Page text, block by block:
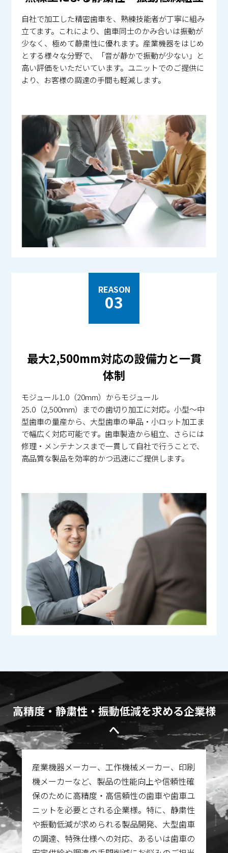
自社で加工した精密歯車を、熟練技能者が丁寧に組み
立てます。これにより、歯車同士のかみ合いは振動が
少なく、極めて静粛性に優れます。産業機器をはじめ
とする様々な分野で、「音が静かで振動が少ない」と
高い評価をいただいています。ユニットでのご提供に
より、お客様の調達の手間も軽減します。
REASON
03
最大2,500mm対応の設備力と一貫
体制
モジュール1.0（20mm）からモジュール
25.0（2,500mm）までの歯切り加工に対応。小型～中
型歯車の量産から、大型歯車の単品・小ロット加工ま
で幅広く対応可能です。歯車製造から組立、さらには
修理・メンテナンスまで一貫して自社で行うことで、
高品質な製品を効率的かつ迅速にご提供します。
高精度・静粛性・振動低減を求める企業様
へ
産業機器メーカー、工作機械メーカー、印刷
機メーカーなど、製品の性能向上や信頼性確
保のために高精度・高信頼性の歯車や歯車ユ
ニットを必要とされる企業様。特に、静粛性
や振動低減が求められる製品開発、大型歯車
の調達、特殊仕様への対応、あるいは歯車の